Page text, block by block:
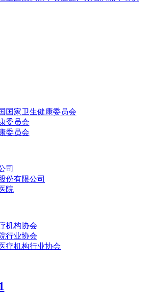
国家卫生健康委员会
委员会
委员会
司
份有限公司
院
机构协会
行业协会
疗机构行业协会